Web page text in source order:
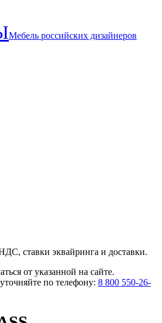
Мебель российских дизайнеров
ставки эквайринга и доставки.
от указанной на сайте.
по телефону: 8 800 550-26-